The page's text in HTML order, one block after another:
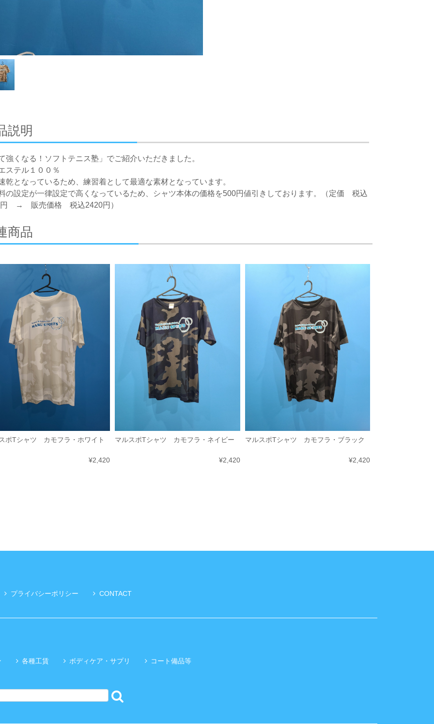
説明
強くなる！ソフトテニス塾」でご紹介いただきました。
ステル１００％
乾となっているため、練習着として最適な素材となっています。
の設定が一律設定で高くなっているため、シャツ本体の価格を500円値引きしております。（定価 税込
円 → 販売価格 税込2420円）
商品
ポTシャツ カモフラ・ホワイト
¥2,420
マルスポTシャツ カモフラ・ネイビー
¥2,420
マルスポTシャツ カモフラ・ブラック
¥2,420
プライバシーポリシー CONTACT
各種工賃 ボディケア・サプリ コート備品等